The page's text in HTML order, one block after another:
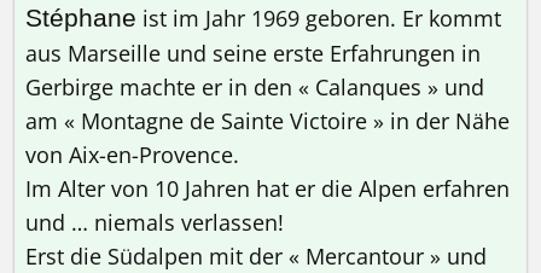
Stéphane ist im Jahr 1969 geboren. Er kommt
aus Marseille und seine erste Erfahrungen in
Gerbirge machte er in den « Calanques » und
am « Montagne de Sainte Victoire » in der Nähe
von Aix-en-Provence.
Im Alter von 10 Jahren hat er die Alpen erfahren
und … niemals verlassen!
Erst die Südalpen mit der « Mercantour » und